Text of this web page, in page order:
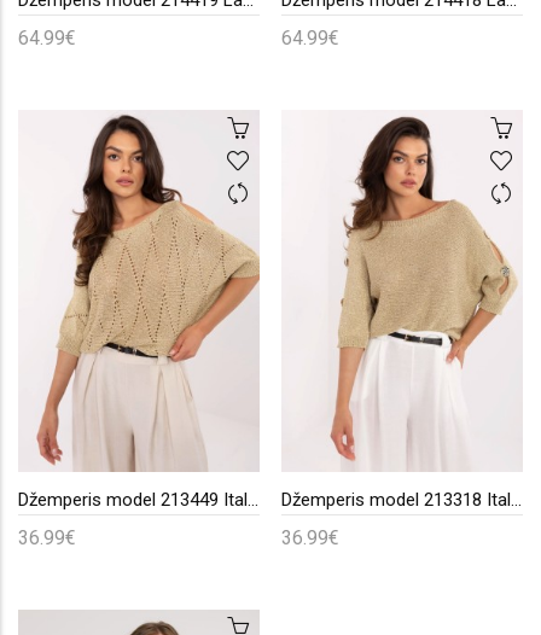
64.99€ 64.99€
Džemperis model 213449 Italy Moda
36.99€
Džemperis model 213318 Italy Moda
36.99€